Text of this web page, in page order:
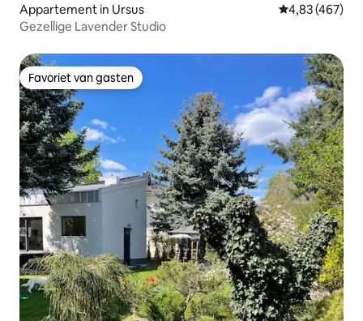
Appartement in Ursus Gemiddelde
4,83 (467)
Gezellige Lavender Studio
Favoriet van gasten
Favoriet van gasten